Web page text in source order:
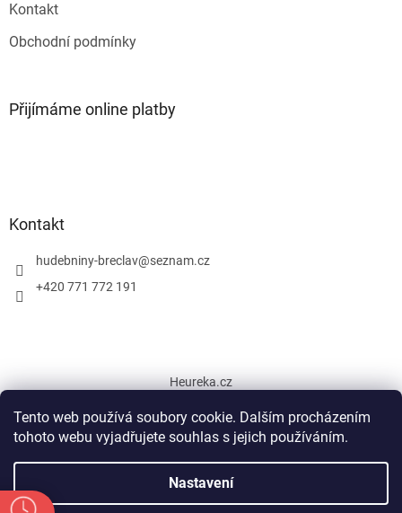
Tento web používá soubory cookie. Dalším procházením
tohoto webu vyjadřujete souhlas s jejich používáním.
Nastavení
Kontakt
Obchodní podmínky
Přijímáme online platby
Kontakt
hudebniny-breclav@seznam.cz
+420 771 772 191
Heureka.cz